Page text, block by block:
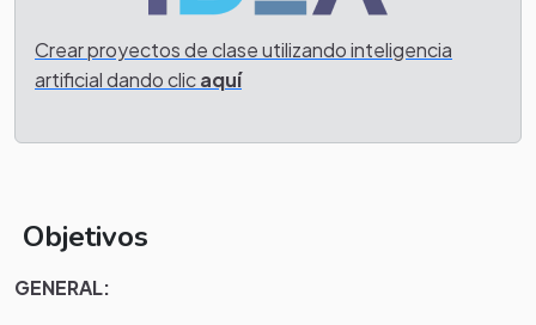
Crear proyectos de clase utilizando inteligencia
artificial dando clicaquí
Objetivos
GENERAL: